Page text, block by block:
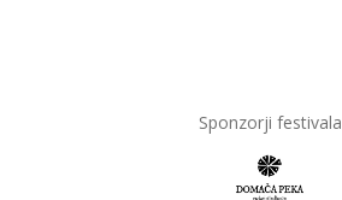
Sponzorji festivala